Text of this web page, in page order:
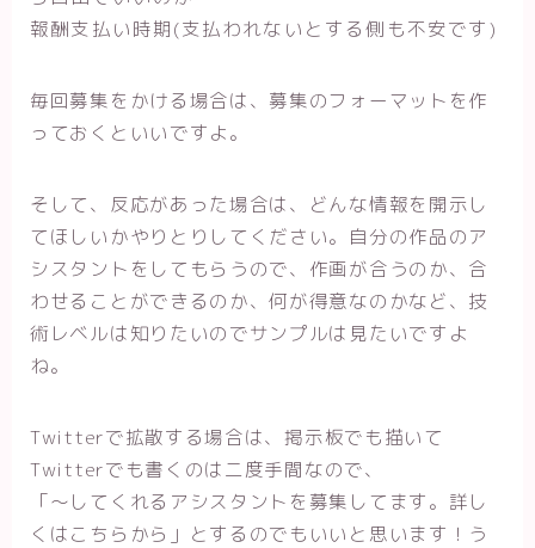
報酬支払い時期(支払われないとする側も不安です)
毎回募集をかける場合は、募集のフォーマットを作
っておくといいですよ。
そして、反応があった場合は、どんな情報を開示し
てほしいかやりとりしてください。自分の作品のア
シスタントをしてもらうので、作画が合うのか、合
わせることができるのか、何が得意なのかなど、技
術レベルは知りたいのでサンプルは見たいですよ
ね。
Twitterで拡散する場合は、掲示板でも描いて
Twitterでも書くのは二度手間なので、
「〜してくれるアシスタントを募集してます。詳し
くはこちらから」とするのでもいいと思います！う